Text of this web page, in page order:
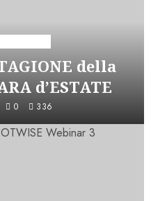
della
d’ESTATE
0 336